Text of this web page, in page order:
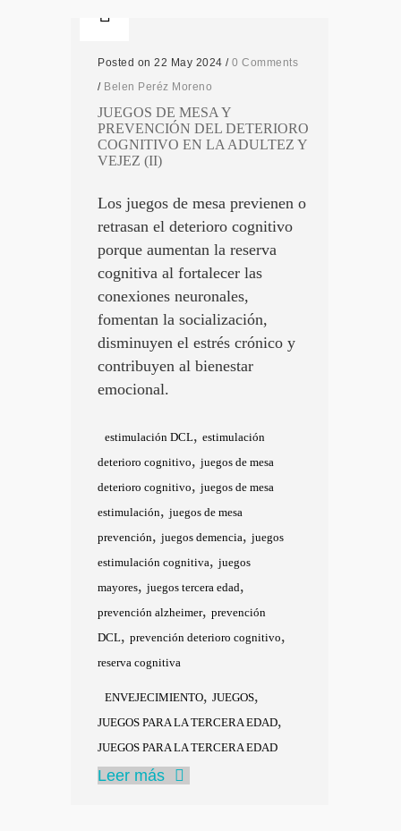
Posted on 22 May 2024 / 0 Comments
/ Belen Peréz Moreno
JUEGOS DE MESA Y
PREVENCIÓN DEL DETERIORO
COGNITIVO EN LA ADULTEZ Y
VEJEZ (II)
Los juegos de mesa previenen o
retrasan el deterioro cognitivo
porque aumentan la reserva
cognitiva al fortalecer las
conexiones neuronales,
fomentan la socialización,
disminuyen el estrés crónico y
contribuyen al bienestar
emocional.
estimulación DCL, estimulación
deterioro cognitivo, juegos de mesa
deterioro cognitivo, juegos de mesa
estimulación, juegos de mesa
prevención, juegos demencia, juegos
estimulación cognitiva, juegos
mayores, juegos tercera edad,
prevención alzheimer, prevención
DCL, prevención deterioro cognitivo,
reserva cognitiva
ENVEJECIMIENTO, JUEGOS,
JUEGOS PARA LA TERCERA EDAD,
JUEGOS PARA LA TERCERA EDAD
Leer más